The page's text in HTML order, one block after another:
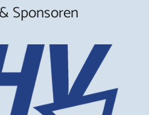
Sponsoren